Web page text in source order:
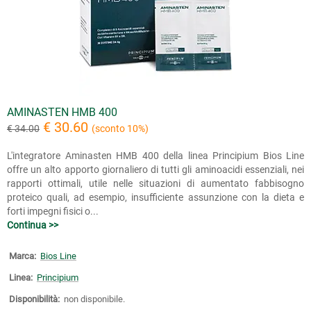
AMINASTEN HMB 400
€ 34.00 € 30.60 (sconto 10%)
L'integratore Aminasten HMB 400 della linea Principium Bios Line
offre un alto apporto giornaliero di tutti gli aminoacidi essenziali, nei
rapporti ottimali, utile nelle situazioni di aumentato fabbisogno
proteico quali, ad esempio, insufficiente assunzione con la dieta e
forti impegni fisici o...
Continua >>
Marca: Bios Line
Linea: Principium
Disponibilità: non disponibile.